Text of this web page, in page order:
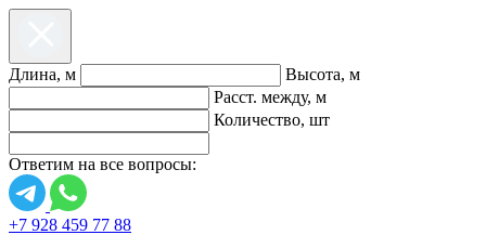
Длина, м
Высота, м
Расст. между, м
Количество, шт
Ответим на все вопросы:
+7 928 459 77 88